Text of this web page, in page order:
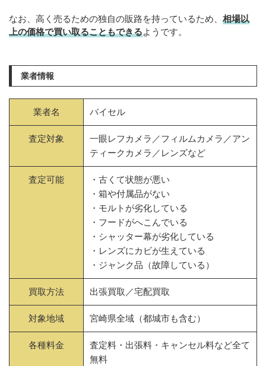
なお、高く売るための独自の販路を持っているため、 相場以
上の価格で買い取ることもできるようです。
業者情報
業者名 バイセル
査定対象
一眼レフカメラ／フィルムカメラ／アン
ティークカメラ／レンズなど
査定可能
・古くて状態が悪い
・箱や付属品がない
・モルトが劣化している
・フードがへこんでいる
・シャッター幕が劣化している
・レンズにカビが生えている
・ジャンク品（故障している）
買取方法 出張買取／宅配買取
対象地域 宮崎県全域（都城市も含む）
各種料金
査定料・出張料・キャンセル料など全て
無料